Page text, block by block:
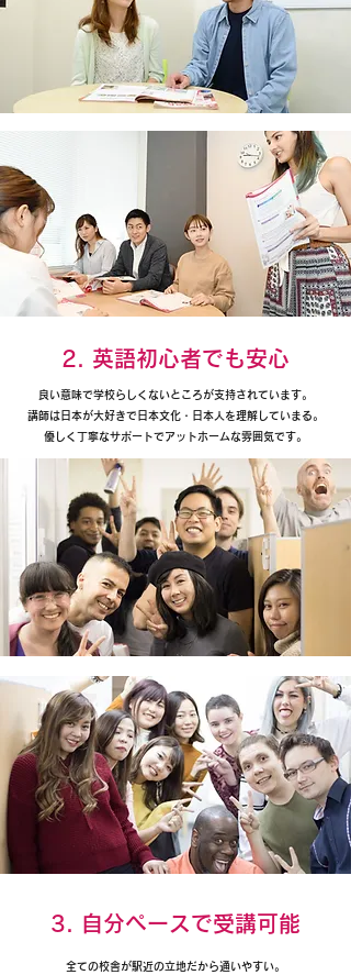
2. 英語初心者でも安心
良い意味で学校らしくないところが支持されています。
講師は日本が大好きで日本文化・日本人を理解していまる。
優しく丁寧なサポートでアットホームな雰囲気です。
3. 自分ペースで受講可能
全ての校舎が駅近の立地だから通いやすい。